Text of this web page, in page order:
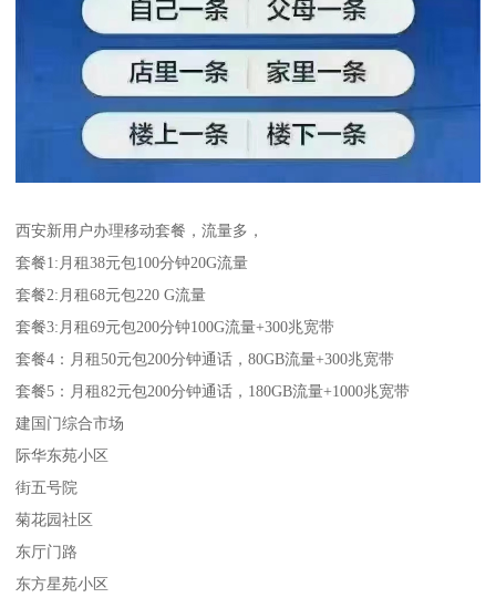
西安新用户办理移动套餐，流量多，
套餐1:月租38元包100分钟20G流量
套餐2:月租68元包220 G流量
套餐3:月租69元包200分钟100G流量+300兆宽带
套餐4：月租50元包200分钟通话，80GB流量+300兆宽带
套餐5：月租82元包200分钟通话，180GB流量+1000兆宽带
建国门综合市场
际华东苑小区
街五号院
菊花园社区
东厅门路
东方星苑小区